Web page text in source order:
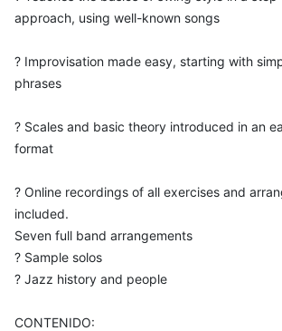
approach, using well-known songs
? Improvisation made easy, starting with
phrases
? Scales and basic theory introduced in an
format
? Online recordings of all exercises and
included.
Seven full band arrangements
? Sample solos
? Jazz history and people
CONTENIDO: